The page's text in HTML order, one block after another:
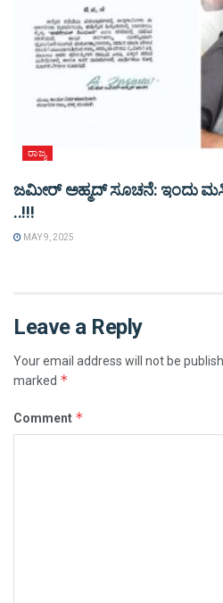
ರಾಜ್ಯ
ಜಮೀರ್ ಅಹ್ಮದ್ ಸೂಚನೆ: ಇಂದು
..!!!
MAY 9, 2025
Leave a Reply
Your email address will not be
marked *
Comment *